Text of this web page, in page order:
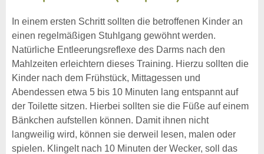
In einem ersten Schritt sollten die betroffenen Kinder an
einen regelmäßigen Stuhlgang gewöhnt werden.
Natürliche Entleerungsreflexe des Darms nach den
Mahlzeiten erleichtern dieses Training. Hierzu sollten die
Kinder nach dem Frühstück, Mittagessen und
Abendessen etwa 5 bis 10 Minuten lang entspannt auf
der Toilette sitzen. Hierbei sollten sie die Füße auf einem
Bänkchen aufstellen können. Damit ihnen nicht
langweilig wird, können sie derweil lesen, malen oder
spielen. Klingelt nach 10 Minuten der Wecker, soll das